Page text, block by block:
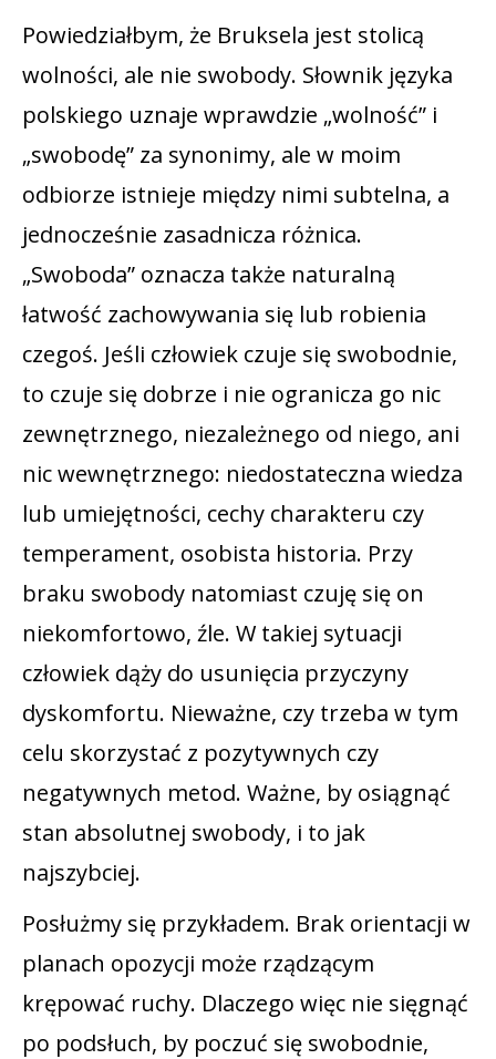
Powiedziałbym, że Bruksela jest stolicą
wolności, ale nie swobody. Słownik języka
polskiego uznaje wprawdzie „wolność” i
„swobodę” za synonimy, ale w moim
odbiorze istnieje między nimi subtelna, a
jednocześnie zasadnicza różnica.
„Swoboda” oznacza także naturalną
łatwość zachowywania się lub robienia
czegoś. Jeśli człowiek czuje się swobodnie,
to czuje się dobrze i nie ogranicza go nic
zewnętrznego, niezależnego od niego, ani
nic wewnętrznego: niedostateczna wiedza
lub umiejętności, cechy charakteru czy
temperament, osobista historia. Przy
braku swobody natomiast czuję się on
niekomfortowo, źle. W takiej sytuacji
człowiek dąży do usunięcia przyczyny
dyskomfortu. Nieważne, czy trzeba w tym
celu skorzystać z pozytywnych czy
negatywnych metod. Ważne, by osiągnąć
stan absolutnej swobody, i to jak
najszybciej.
Posłużmy się przykładem. Brak orientacji w
planach opozycji może rządzącym
krępować ruchy. Dlaczego więc nie sięgnąć
po podsłuch, by poczuć się swobodnie,